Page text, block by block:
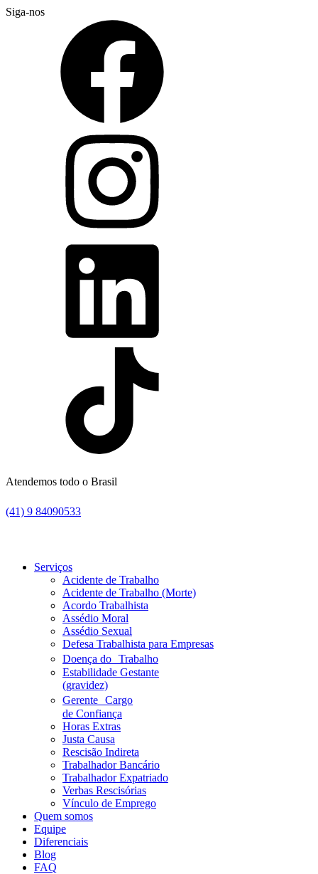
Siga-nos
Atendemos todo o Brasil
(41) 9 84090533
Serviços
Acidente de Trabalho
Acidente de Trabalho (Morte)
Acordo Trabalhista
Assédio Moral
Assédio Sexual
Defesa Trabalhista para Empresas
Doença do Trabalho
Estabilidade Gestante
(gravidez)
Gerente Cargo
de Confiança
Horas Extras
Justa Causa
Rescisão Indireta
Trabalhador Bancário
Trabalhador Expatriado
Verbas Rescisórias
Vínculo de Emprego
Quem somos
Equipe
Diferenciais
Blog
FAQ